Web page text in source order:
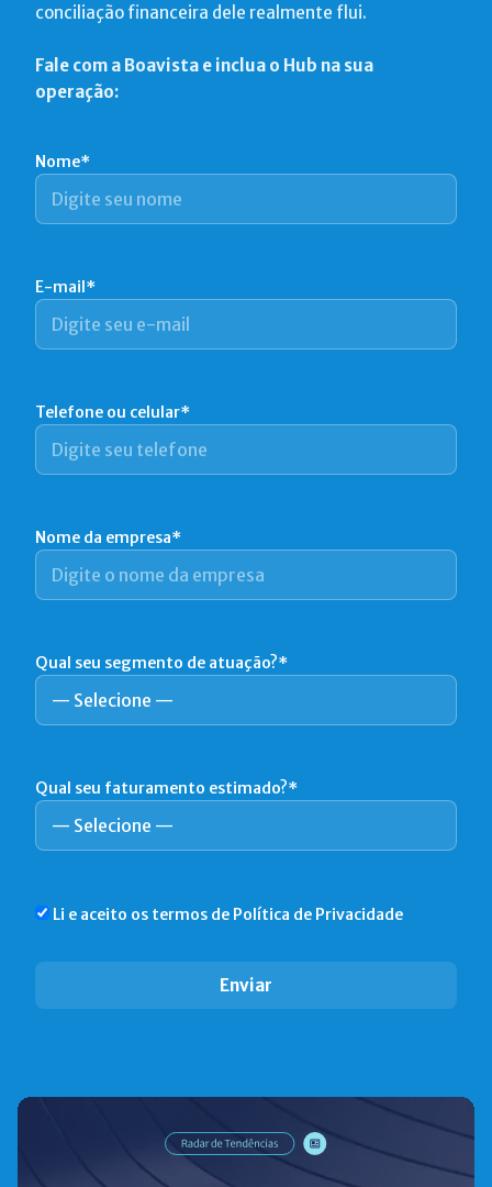
conciliação financeira dele realmente flui.
Fale com a Boavista e inclua o Hub na sua
operação:
Nome*
E-mail*
Telefone ou celular*
Nome da empresa*
Qual seu segmento de atuação?*
Qual seu faturamento estimado?*
Li e aceito os termos de Política de Privacidade